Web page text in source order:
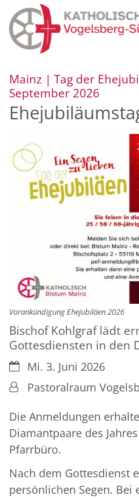
Zum Inhalt springen
Mainz | Tag der
September 2026
Vorankündigung Ehejubiläen 2026
Bischof Kohlgraf lädt
Gottesdiensten in den
Datum:Mi. 3. Juni 2026
Von:Pastoralraum
Die Anmeldungen
Diamantpaare des
Pfarrbüro.
Nach dem Gottesdienst
persönlichen Segen. Bei